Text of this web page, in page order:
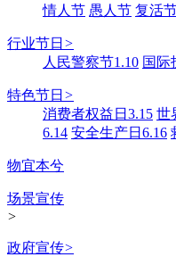
情人节 愚人节 复活
行业节日 >
人民警察节1.10 国际
特色节日 >
消费者权益日3.15 世
6.14 安全生产日6.16
物宜本兮
场景宣传
>
政府宣传>